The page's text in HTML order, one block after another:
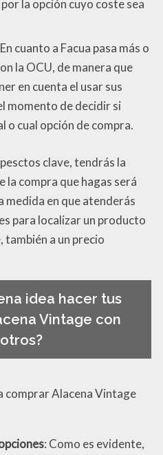
la opción cuyo coste sea
cuanto a Facua pasa más o
la OCU, de manera que
en cuenta el usar sus
momento de decidir si
o cual opción de compra.
clave, tendrás la
la compra que hagas será
medida en que atenderás
para localizar un producto
también a un precio
idea hacer tus
Vintage con
comprar Alacena Vintage
: Como es evidente,